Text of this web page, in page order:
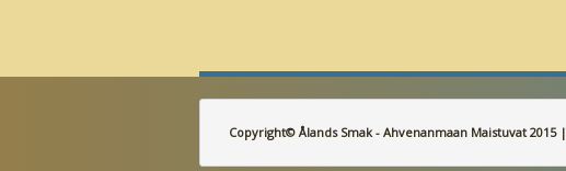
Copyright© Ålands Smak - Ahvenanmaan Maistuvat 2015 |